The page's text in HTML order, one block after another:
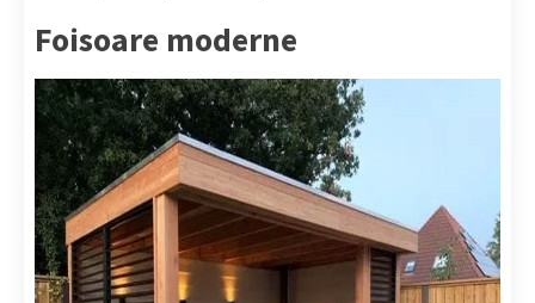
Foisoare moderne